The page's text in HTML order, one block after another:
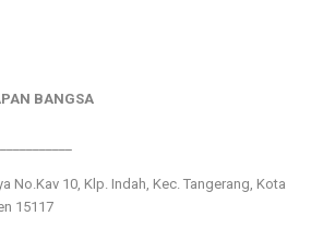
BANGSA
No.Kav 10, Klp. Indah, Kec. Tangerang, Kota
15117